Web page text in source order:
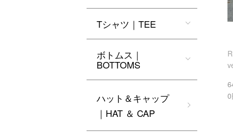
0
Tシャツ｜TEE
ボトムス｜
BOTTOMS
ハット＆キャップ
｜HAT ＆ CAP